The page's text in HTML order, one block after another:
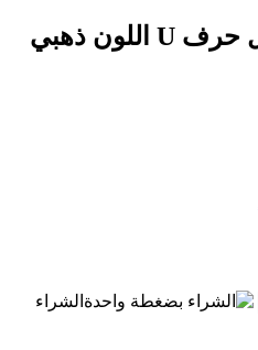
40" بالون هيليوم فويل حرف U اللون ذهبي
الشراء